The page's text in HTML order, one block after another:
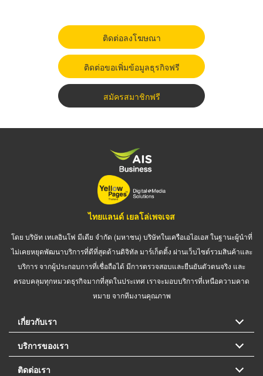
ติดต่อลงโฆษณา
ติดต่อขอเพิ่มข้อมูลธุรกิจฟรี
สมัครสมาชิกฟรี
ไทยแลนด์ เยลโล่เพจเจส
โดย บริษัท เทเลอินโฟ มีเดีย จำกัด (มหาชน) บริษัทในเครือเอไอเอส ในฐานะผู้นำที่
ไม่เคยหยุดพัฒนาบริการที่ดีที่สุดด้านดิจิทัล มาร์เก็ตติ้ง ผ่านเว็บไซต์รวมสินค้าและ
บริการ จากผู้ประกอบการที่เชื่อถือได้ มีการตรวจสอบและยืนยันตัวตนจริง และ
ครอบคลุมทุกหมวดธุรกิจมากที่สุดในประเทศ เราจะมอบบริการที่เหนือความคาด
หมาย จากทีมงานคุณภาพ
เกี่ยวกับเรา
บริการของเรา
ติดต่อเรา